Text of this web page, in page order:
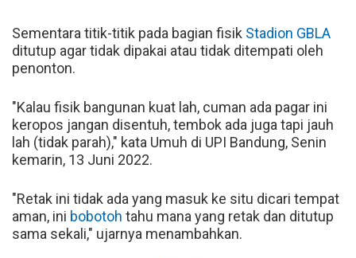
Sementara titik-titik pada bagian fisik Stadion GBLA
ditutup agar tidak dipakai atau tidak ditempati oleh
penonton.
"Kalau fisik bangunan kuat lah, cuman ada pagar ini
keropos jangan disentuh, tembok ada juga tapi jauh
lah (tidak parah)," kata Umuh di UPI Bandung, Senin
kemarin, 13 Juni 2022.
"Retak ini tidak ada yang masuk ke situ dicari tempat
aman, ini bobotoh tahu mana yang retak dan ditutup
sama sekali," ujarnya menambahkan.